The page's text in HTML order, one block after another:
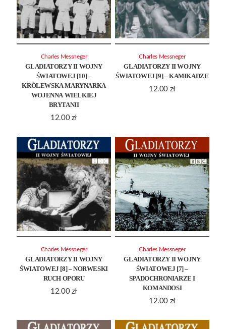
GLADIATORZY II WOJNY
ŚWIATOWEJ [10] –
KRÓLEWSKA MARYNARKA
WOJENNA WIELKIEJ
BRYTANII
12.00 zł
Charles Messneger
GLADIATORZY II WOJNY
ŚWIATOWEJ [9] – KAMIKADZE
12.00 zł
Charles Messneger
GLADIATORZY II WOJNY
ŚWIATOWEJ [8] – NORWESKI
RUCH OPORU
12.00 zł
Charles Messneger
GLADIATORZY II WOJNY
ŚWIATOWEJ [7] –
SPADOCHRONIARZE I
KOMANDOSI
12.00 zł
Charles Messneger